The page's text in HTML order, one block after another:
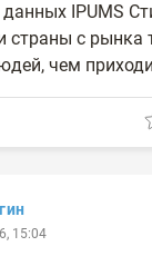
IPUMS
страны с рынка
чем
15:04